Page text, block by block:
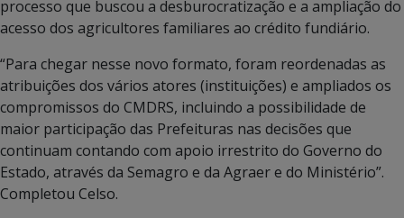
processo que buscou a desburocratização e a ampliação do
acesso dos agricultores familiares ao crédito fundiário.
“Para chegar nesse novo formato, foram reordenadas as
atribuições dos vários atores (instituições) e ampliados os
compromissos do CMDRS, incluindo a possibilidade de
maior participação das Prefeituras nas decisões que
continuam contando com apoio irrestrito do Governo do
Estado, através da Semagro e da Agraer e do Ministério”.
Completou Celso.